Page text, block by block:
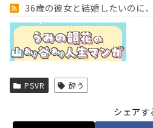
36歳の彼女と結婚したいのに
Powered by livedoor 相互RSS
PSVR 酔う
シェアす